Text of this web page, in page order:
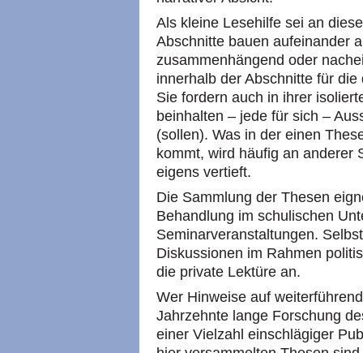
Als kleine Lesehilfe sei an
Abschnitte bauen aufeinander
zusammenhängend oder
innerhalb der Abschnitte für
Sie fordern auch in ihrer
beinhalten – jede für sich –
(sollen). Was in der einen
kommt, wird häufig an anderer
eigens vertieft.
Die Sammlung der Thesen
Behandlung im schulischen
Seminarveranstaltungen.
Diskussionen im Rahmen
die private Lektüre an.
Wer Hinweise auf
Jahrzehnte lange Forschung
einer Vielzahl einschlägiger